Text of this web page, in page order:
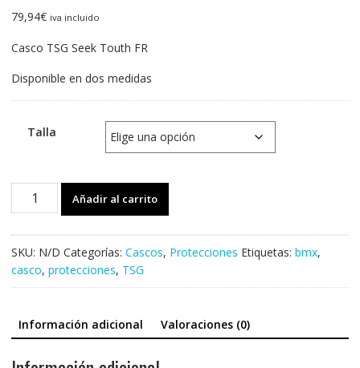
79,94€ iva incluido
Casco TSG Seek Touth FR
Disponible en dos medidas
Talla
Casco
FR
cantidad
Añadir al carrito
SKU: N/D Categorías: Cascos, Protecciones Etiquetas: bmx,
casco, protecciones, TSG
Información adicional Valoraciones (0)